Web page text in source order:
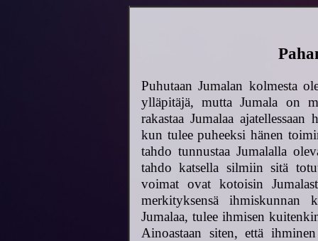
Puhutaan Jumalan kolmesta
ylläpitäjä, mutta Jumala on
rakastaa Jumalaa
kun tulee puheeksi hänen
tahdo tunnustaa Jumalalla
tahdo katsella silmiin sitä
voimat ovat kotoisin
merkityksensä ihmiskunnan
Jumalaa, tulee ihmisen
Ainoastaan siten, että